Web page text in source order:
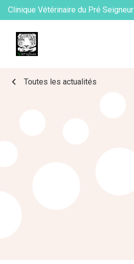
Clinique Vétérinaire du Pré Seigneur
chevron_left Toutes les actualités